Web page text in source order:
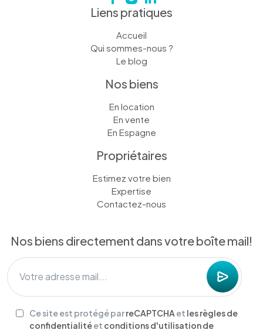
Liens pratiques
Accueil
Qui sommes-nous ?
Le blog
Nos biens
En location
En vente
En Espagne
Propriétaires
Estimez votre bien
Expertise
Contactez-nous
Nos biens directement dans votre boîte mail!
Ce site est protégé parreCAPTCHA et les règles de
confidentialitéet conditions d'utilisation de